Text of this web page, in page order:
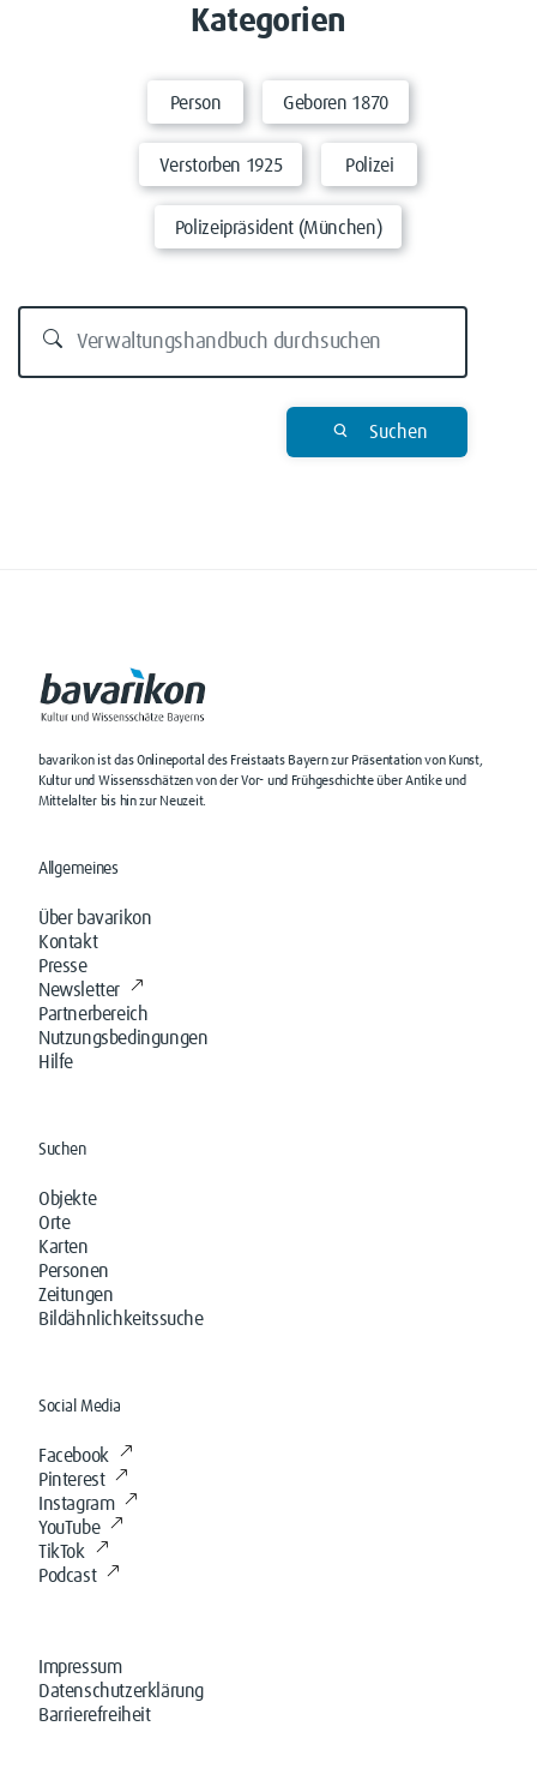
Kategorien
Person Geboren 1870
Verstorben 1925 Polizei
Polizeipräsident (München)
Suchen
bavarikon ist das Onlineportal des Freistaats Bayern zur Präsentation von Kunst,
Kultur und Wissensschätzen von der Vor- und Frühgeschichte über Antike und
Mittelalter bis hin zur Neuzeit.
Allgemeines
Über bavarikon
Kontakt
Presse
Newsletter
Partnerbereich
Nutzungsbedingungen
Hilfe
Suchen
Objekte
Orte
Karten
Personen
Zeitungen
Bildähnlichkeitssuche
Social Media
Facebook
Pinterest
Instagram
YouTube
TikTok
Podcast
Impressum
Datenschutzerklärung
Barrierefreiheit